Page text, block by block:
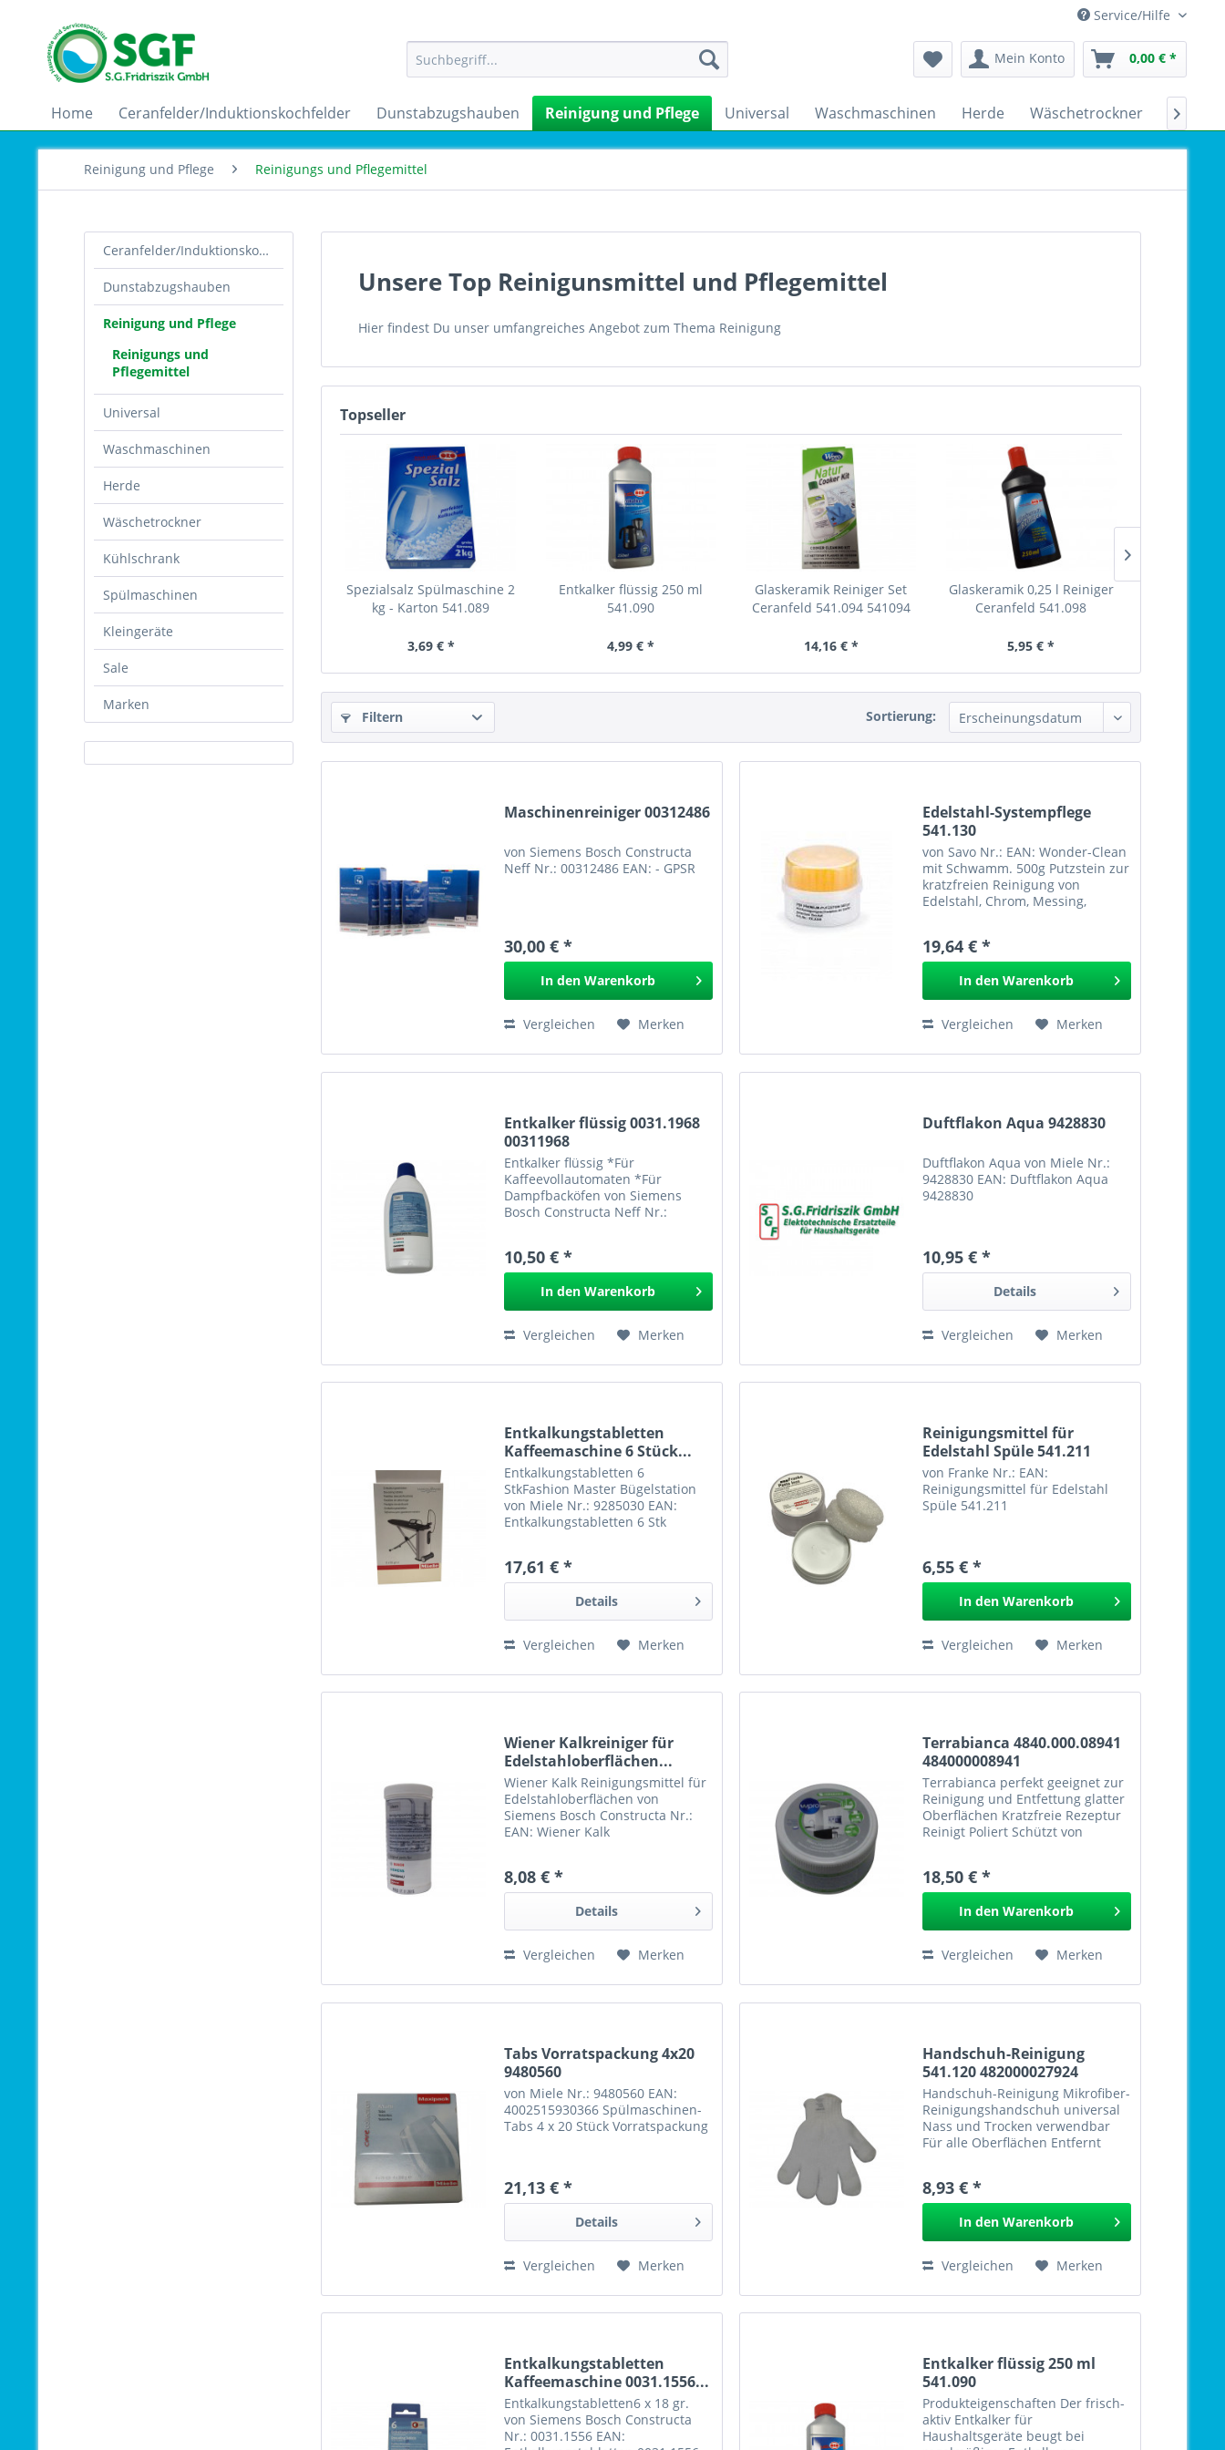
Service/Hilfe
Mein Konto 0,00 € *
Home Ceranfelder/Induktionskochfelder Dunstabzugshauben Reinigung und Pflege Universal Waschmaschinen Herde Wäschetrockner 
Reinigung und Pflege Reinigungs und Pflegemittel
Ceranfelder/Induktionskochfelder
Dunstabzugshauben
Reinigung und Pflege
Reinigungs und
Pflegemittel
Universal
Waschmaschinen
Herde
Wäschetrockner
Kühlschrank
Spülmaschinen
Kleingeräte
Sale
Marken
Unsere Top Reinigunsmittel und Pflegemittel
Hier findest Du unser umfangreiches Angebot zum Thema Reinigung
Topseller
Spezialsalz Spülmaschine 2
kg - Karton 541.089
3,69 € *
Entkalker flüssig 250 ml
541.090
4,99 € *
Glaskeramik Reiniger Set
Ceranfeld 541.094 541094
14,16 € *
Glaskeramik 0,25 l Reiniger
Ceranfeld 541.098
5,95 € *
Filtern Sortierung:
Maschinenreiniger 00312486
von Siemens Bosch Constructa
Neff Nr.: 00312486 EAN: - GPSR
30,00 € *
In den Warenkorb
Vergleichen Merken
Edelstahl-Systempflege
541.130
von Savo Nr.: EAN: Wonder-Clean
mit Schwamm. 500g Putzstein zur
kratzfreien Reinigung von
Edelstahl, Chrom, Messing,
lackiertes Holz, Kunstleder etc.
GPSR
19,64 € *
In den Warenkorb
Vergleichen Merken
Entkalker flüssig 0031.1968
00311968
Entkalker flüssig *Für
Kaffeevollautomaten *Für
Dampfbacköfen von Siemens
Bosch Constructa Neff Nr.:
10,50 € *
In den Warenkorb
Vergleichen Merken
Duftflakon Aqua 9428830
Duftflakon Aqua von Miele Nr.:
9428830 EAN: Duftflakon Aqua
9428830
10,95 € *
Details
Vergleichen Merken
Entkalkungstabletten
Kaffeemaschine 6 Stück...
Entkalkungstabletten 6
StkFashion Master Bügelstation
von Miele Nr.: 9285030 EAN:
Entkalkungstabletten 6 Stk
17,61 € *
Details
Vergleichen Merken
Reinigungsmittel für
Edelstahl Spüle 541.211
von Franke Nr.: EAN:
Reinigungsmittel für Edelstahl
Spüle 541.211
6,55 € *
In den Warenkorb
Vergleichen Merken
Wiener Kalkreiniger für
Edelstahloberflächen...
Wiener Kalk Reinigungsmittel für
Edelstahloberflächen von
Siemens Bosch Constructa Nr.:
EAN: Wiener Kalk
8,08 € *
Details
Vergleichen Merken
Terrabianca 4840.000.08941
484000008941
Terrabianca perfekt geeignet zur
Reinigung und Entfettung glatter
Oberflächen Kratzfreie Rezeptur
Reinigt Poliert Schützt von
8015250493702 Terrabianca
4840.000.08562 (484000008941
484000008562)...
18,50 € *
In den Warenkorb
Vergleichen Merken
Tabs Vorratspackung 4x20
9480560
von Miele Nr.: 9480560 EAN:
4002515930366 Spülmaschinen-
Tabs 4 x 20 Stück Vorratspackung
21,13 € *
Details
Vergleichen Merken
Handschuh-Reinigung
541.120 482000027924
Handschuh-Reinigung Mikrofiber-
Reinigungshandschuh universal
Nass und Trocken verwendbar
Für alle Oberflächen Entfernt
091334 EAN: Handschuh-
Reinigung 541.120
8,93 € *
In den Warenkorb
Vergleichen Merken
Entkalkungstabletten
Kaffeemaschine 0031.1556...
Entkalkungstabletten6 x 18 gr.
von Siemens Bosch Constructa
Nr.: 0031.1556 EAN:
Entkalker flüssig 250 ml
541.090
Produkteigenschaften Der frisch-
aktiv Entkalker für
Haushaltsgeräte beugt bei